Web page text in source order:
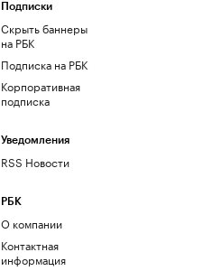
Подписки
Скрыть баннеры
на РБК
Подписка на РБК
Корпоративная
подписка
Уведомления
RSS Новости
РБК
О компании
Контактная
информация